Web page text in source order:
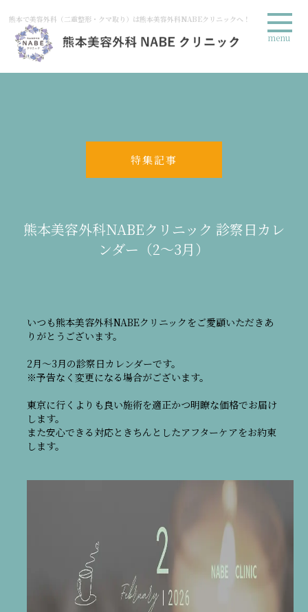
熊本で美容外科（二重整形・クマ取り）は熊本美容外科NABEクリニックへ！
特集記事
熊本美容外科NABEクリニック 診察日カレ
ンダー（2～3月）
いつも熊本美容外科NABEクリニックをご愛顧いただきあ
りがとうございます。
2月～3月の診察日カレンダーです。
※予告なく変更になる場合がございます。
東京に行くよりも良い施術を適正かつ明瞭な価格でお届け
します。
また安心できる対応ときちんとしたアフターケアをお約束
します。
menu